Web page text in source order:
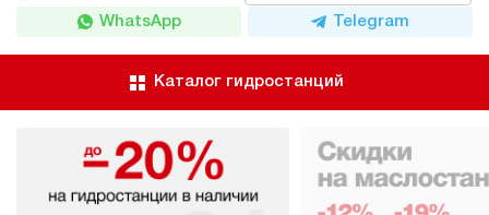
WhatsApp Telegram
Каталог гидростанций